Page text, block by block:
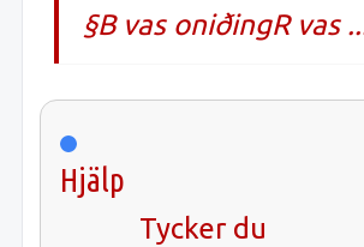
§B vas oniðingR vas
Hjälp
Tycker du